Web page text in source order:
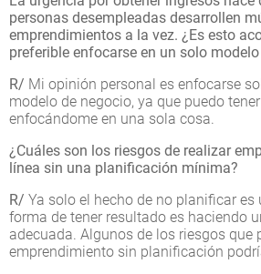
personas desempleadas desarrollen
emprendimientos a la vez. ¿Es esto
preferible enfocarse en un solo
R/ Mi opinión personal es enfocarse
modelo de negocio, ya que puedo
enfocándome en una sola cosa.
¿Cuáles son los riesgos de realizar
línea sin una planificación mínima?
R/ Ya solo el hecho de no planificar es
forma de tener resultado es haciendo
adecuada. Algunos de los riesgos que
emprendimiento sin planificación